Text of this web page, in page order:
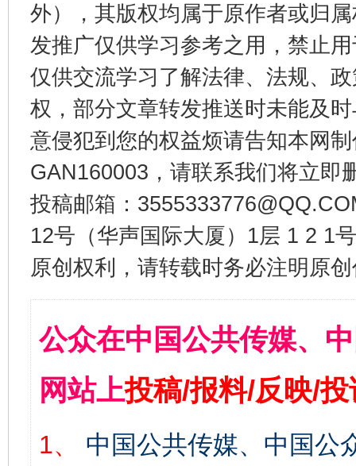
外），其版权均属于原作者或归
发推广仅供学习参考之用，禁止
仅供交流学习了解法律、法规、
权，部分文章转发推送时未能及
意侵犯到您的权益烦请告知本网
GAN160003，请联系我们将立即
投稿邮箱：
12号（华声国际大厦）1层 1 2 1
原创权利，请转载时务必注明原
公众在中国公共传媒、
网站上投稿/报料/反映/
1、
中国公共传媒、中国公